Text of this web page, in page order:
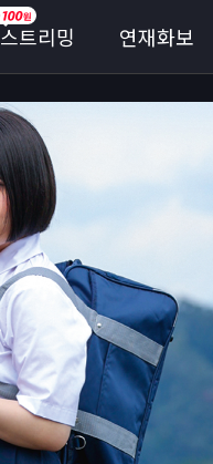
스트리밍 연재화보